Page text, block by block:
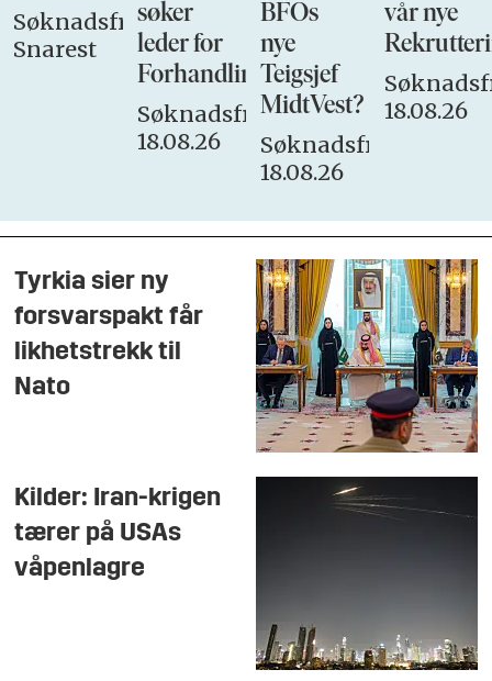
Søknadsfrist:
Snarest
søker
leder for
Forhandlingsutvalget
Søknadsfrist:
18.08.26
BFOs
nye
Teigsjef
MidtVest?
Søknadsfrist:
18.08.26
vår nye
18.08.26
Tyrkia sier ny
forsvarspakt får
likhetstrekk til
Nato
Kilder: Iran-krigen
tærer på USAs
våpenlagre